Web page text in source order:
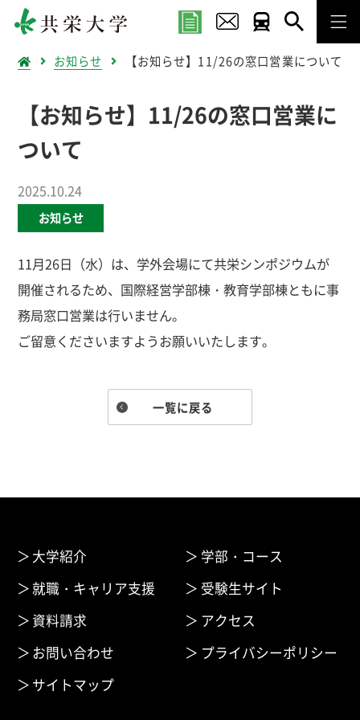
お知らせ 【お知らせ】11/26の窓口営業について
【お知らせ】11/26の窓口営業に
ついて
2025.10.24
お知らせ
11月26日（水）は、学外会場にて共栄シンポジウムが
開催されるため、国際経営学部棟・教育学部棟ともに事
務局窓口営業は行いません。
ご留意くださいますようお願いいたします。
一覧に戻る
大学紹介
学部・コース
就職・キャリア支援
受験生サイト
資料請求
アクセス
お問い合わせ
プライバシーポリシー
サイトマップ